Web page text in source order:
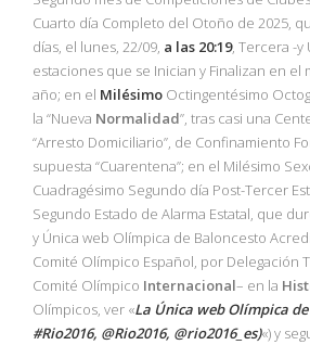
Cuarto día Completo del Otoño de 2025,
días, el lunes, 22/09, a las 20:19, Tercera -y
estaciones que se Inician y Finalizan en el
año; en el Milésimo Octingentésimo
la “Nueva Normalidad”, tras casi una
“Arresto Domiciliario”, de Confinamiento
supuesta “Cuarentena”; en el Milésimo
Cuadragésimo Segundo día Post-Tercer
Segundo Estado de Alarma Estatal, que
y Única web Olímpica de Baloncesto
Comité Olímpico Español, por Delegación
Comité Olímpico Internacional– en la
Olímpicos, ver «La Única web Olímpica de
#Rio2016, @Rio2016, @rio2016_es)«) y